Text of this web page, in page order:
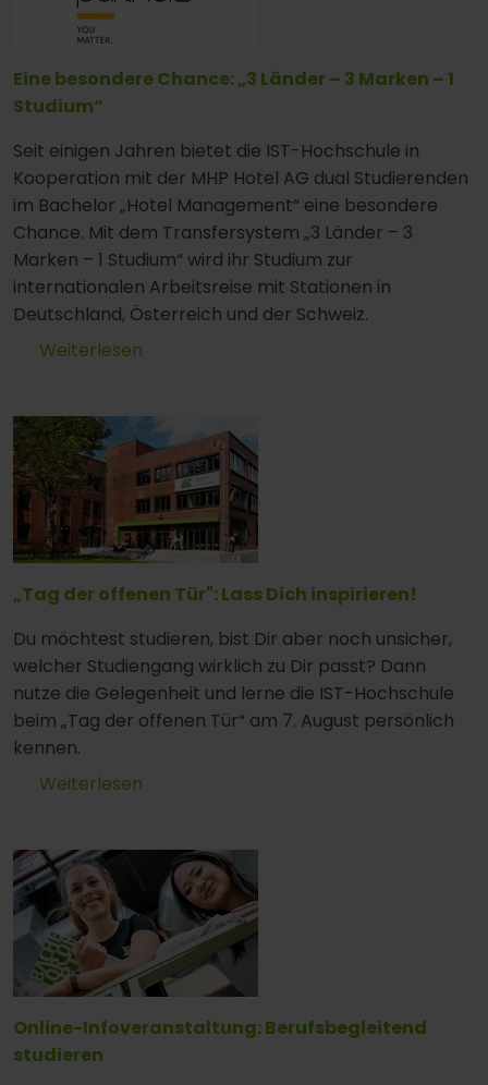
Eine besondere Chance: „3 Länder – 3 Marken – 1
Studium“
Seit einigen Jahren bietet die IST-Hochschule in
Kooperation mit der MHP Hotel AG dual Studierenden
im Bachelor „Hotel Management“ eine besondere
Chance. Mit dem Transfersystem „3 Länder – 3
Marken – 1 Studium“ wird ihr Studium zur
internationalen Arbeitsreise mit Stationen in
Deutschland, Österreich und der Schweiz.
Weiterlesen
„Tag der offenen Tür": Lass Dich inspirieren!
Du möchtest studieren, bist Dir aber noch unsicher,
welcher Studiengang wirklich zu Dir passt? Dann
nutze die Gelegenheit und lerne die IST-Hochschule
beim „Tag der offenen Tür“ am 7. August persönlich
kennen.
Weiterlesen
Online-Infoveranstaltung: Berufsbegleitend
studieren